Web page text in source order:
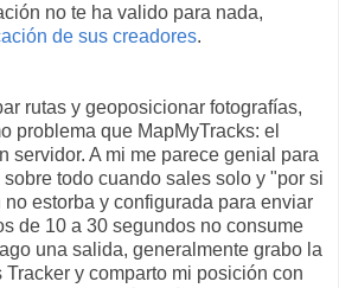
no te ha valido para nada,
de sus creadores.
rutas y geoposicionar fotografías,
problema que MapMyTracks: el
servidor. A mi me parece genial para
todo cuando sales solo y "por si
estorba y configurada para enviar
de 10 a 30 segundos no consume
una salida, generalmente grabo la
y comparto mi posición con